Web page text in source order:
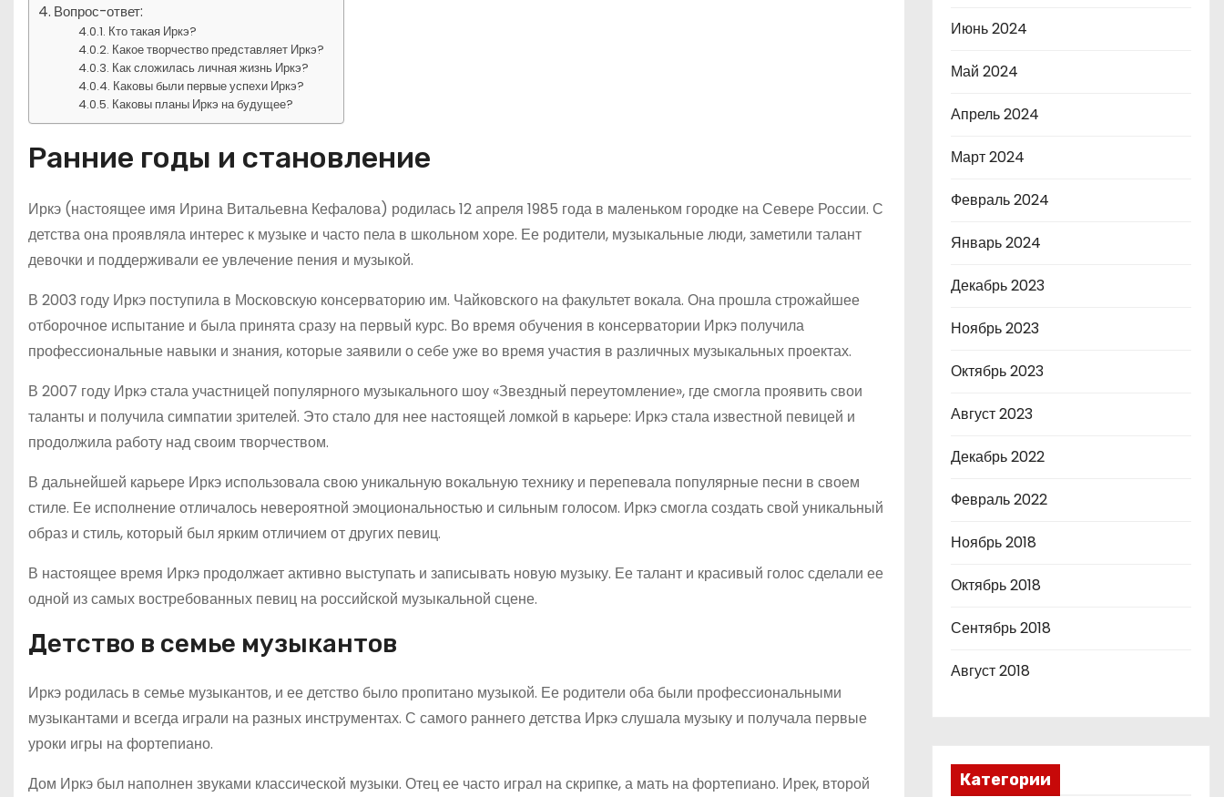
Вопрос-ответ:
Кто такая Иркэ?
Какое творчество представляет Иркэ?
Как сложилась личная жизнь Иркэ?
Каковы были первые успехи Иркэ?
Каковы планы Иркэ на будущее?
Ранние годы и становление
Иркэ (настоящее имя Ирина Витальевна Кефалова) родилась 12 апреля 1985 года в маленьком городке на Севере России. С
детства она проявляла интерес к музыке и часто пела в школьном хоре. Ее родители, музыкальные люди, заметили талант
девочки и поддерживали ее увлечение пения и музыкой.
В 2003 году Иркэ поступила в Московскую консерваторию им. Чайковского на факультет вокала. Она прошла строжайшее
отборочное испытание и была принята сразу на первый курс. Во время обучения в консерватории Иркэ получила
профессиональные навыки и знания, которые заявили о себе уже во время участия в различных музыкальных проектах.
В 2007 году Иркэ стала участницей популярного музыкального шоу «Звездный переутомление», где смогла проявить свои
таланты и получила симпатии зрителей. Это стало для нее настоящей ломкой в карьере: Иркэ стала известной певицей и
продолжила работу над своим творчеством.
В дальнейшей карьере Иркэ использовала свою уникальную вокальную технику и перепевала популярные песни в своем
стиле. Ее исполнение отличалось невероятной эмоциональностью и сильным голосом. Иркэ смогла создать свой уникальный
образ и стиль, который был ярким отличием от других певиц.
В настоящее время Иркэ продолжает активно выступать и записывать новую музыку. Ее талант и красивый голос сделали ее
одной из самых востребованных певиц на российской музыкальной сцене.
Детство в семье музыкантов
Иркэ родилась в семье музыкантов, и ее детство было пропитано музыкой. Ее родители оба были профессиональными
музыкантами и всегда играли на разных инструментах. С самого раннего детства Иркэ слушала музыку и получала первые
уроки игры на фортепиано.
Дом Иркэ был наполнен звуками классической музыки. Отец ее часто играл на скрипке, а мать на фортепиано. Ирек, второй
Июнь 2024
Май 2024
Апрель 2024
Март 2024
Февраль 2024
Январь 2024
Декабрь 2023
Ноябрь 2023
Октябрь 2023
Август 2023
Декабрь 2022
Февраль 2022
Ноябрь 2018
Октябрь 2018
Сентябрь 2018
Август 2018
Категории